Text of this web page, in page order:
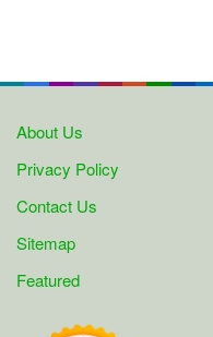
About Us
Privacy Policy
Contact Us
Sitemap
Featured